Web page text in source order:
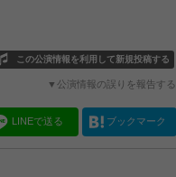
この公演情報を利用して新規投稿する
▼公演情報の誤りを報告する
LINEで送る ブックマーク